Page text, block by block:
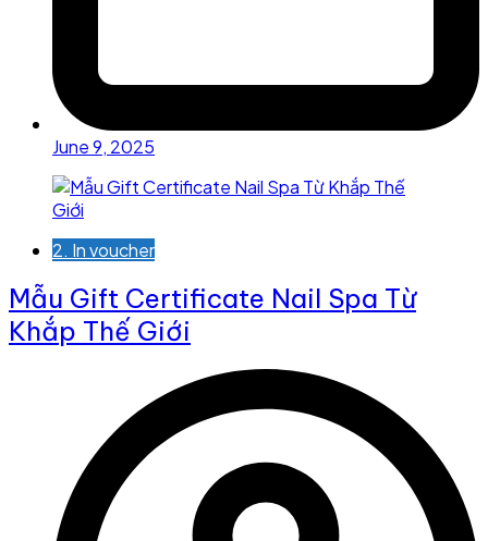
June 9, 2025
2. In voucher
Mẫu Gift Certificate Nail Spa Từ
Khắp Thế Giới